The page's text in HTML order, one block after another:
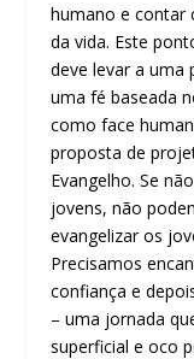
humano e contar
da vida. Este
deve levar a uma
uma fé baseada
como face
proposta de
Evangelho. Se
jovens, não
evangelizar os
Precisamos
confiança e
– uma jornada
superficial e oco